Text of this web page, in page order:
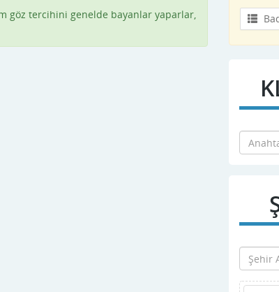
göz tercihini genelde bayanlar yaparlar,